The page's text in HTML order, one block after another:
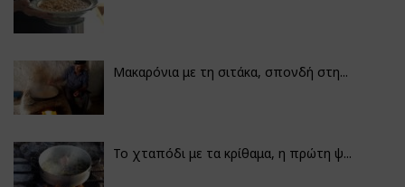
Μακαρόνια με τη σιτάκα, σπονδή στη...
Το χταπόδι με τα κρίθαμα, η πρώτη ψ...